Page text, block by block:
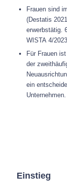
Frauen sind
(Destatis
erwerbstätig.
WISTA 4/
Für Frauen
der
ein
Einstieg